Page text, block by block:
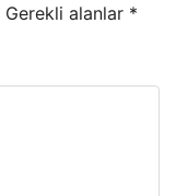
Gerekli alanlar *